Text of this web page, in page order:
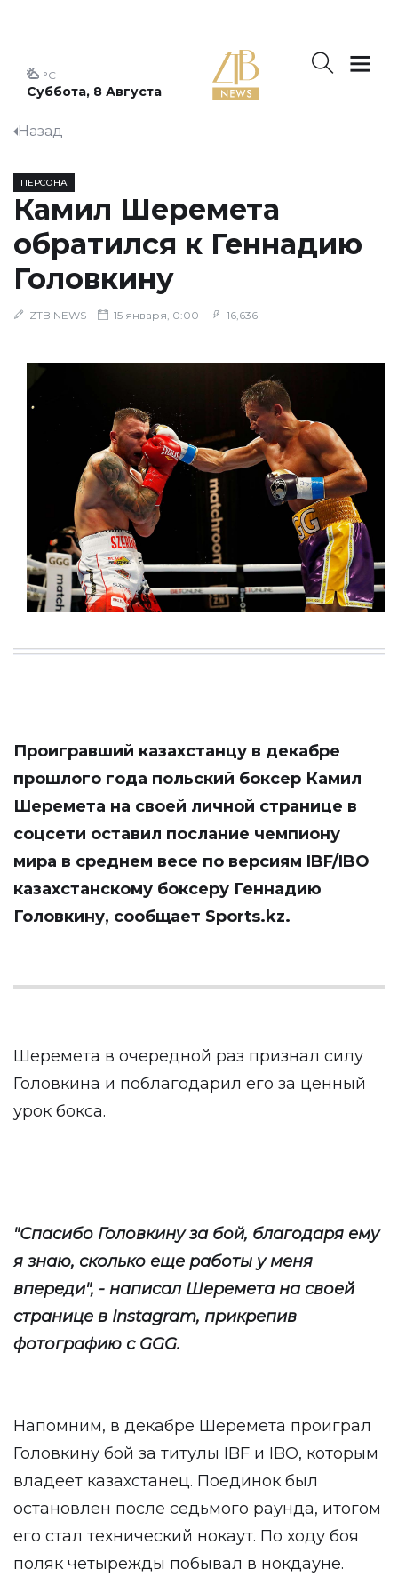
Суббота, 8 Августа
°C
Назад
ПЕРСОНА
Камил Шеремета
обратился к Геннадию
Головкину
ZTB NEWS 15 января, 0:00 16,636
Проигравший казахстанцу в декабре
прошлого года польский боксер Камил
Шеремета на своей личной странице в
соцсети оставил послание чемпиону
мира в среднем весе по версиям IBF/IBO
казахстанскому боксеру Геннадию
Головкину, сообщает Sports.kz.
Шеремета в очередной раз признал силу
Головкина и поблагодарил его за ценный
урок бокса.
"Спасибо Головкину за бой, благодаря ему
я знаю, сколько еще работы у меня
впереди", - написал Шеремета на своей
странице в Instagram, прикрепив
фотографию с GGG.
Напомним, в декабре Шеремета проиграл
Головкину бой за титулы IBF и IBO, которым
владеет казахстанец. Поединок был
остановлен после седьмого раунда, итогом
его стал технический нокаут. По ходу боя
поляк четырежды побывал в нокдауне.